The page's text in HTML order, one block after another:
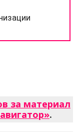
за материал
.